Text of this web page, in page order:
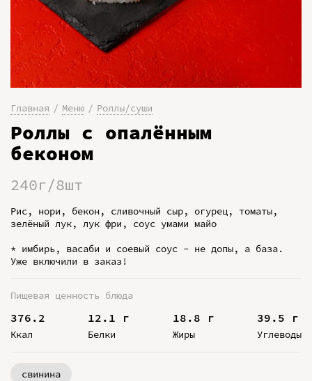
Главная Меню Роллы/суши
Роллы с опалённым
беконом
240г/8шт
Рис, нори, бекон, сливочный сыр, огурец, томаты,
зелёный лук, лук фри, соус умами майо
* имбирь, васаби и соевый соус - не допы, а база.
Уже включили в заказ!
Пищевая ценность блюда
376.2
Ккал
12.1 г
Белки
18.8 г
Жиры
39.5 г
Углеводы
свинина